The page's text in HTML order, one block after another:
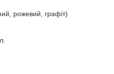
рожевий, графіт)